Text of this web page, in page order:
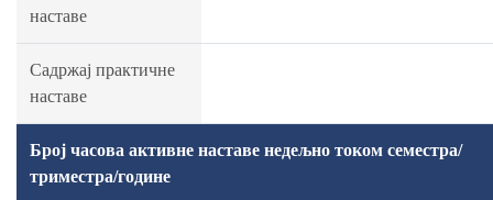
наставе
Садржај практичне
наставе
Број часова активне наставе недељно током семестра/
триместра/године